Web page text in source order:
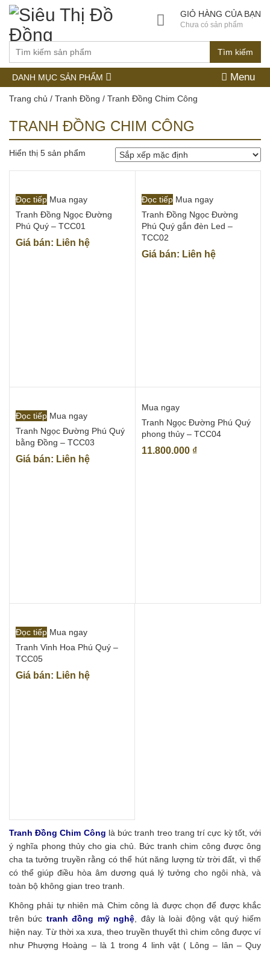
Tìm kiếm
GIỎ HÀNG CỦA BẠN
Chưa có sản phẩm
DANH MỤC SẢN PHẨM Menu
Trang chủ / Tranh Đồng / Tranh Đồng Chim Công
TRANH ĐỒNG CHIM CÔNG
Hiển thị 5 sản phẩm
Đọc tiếp Mua ngay
Tranh Đồng Ngọc Đường
Phú Quý – TCC01
Giá bán: Liên hệ
Đọc tiếp Mua ngay
Tranh Đồng Ngọc Đường
Phú Quý gắn đèn Led –
TCC02
Giá bán: Liên hệ
Đọc tiếp Mua ngay
Tranh Ngọc Đường Phú Quý
bằng Đồng – TCC03
Giá bán: Liên hệ
Mua ngay
Tranh Ngọc Đường Phú Quý
phong thủy – TCC04
11.800.000 ₫
Đọc tiếp Mua ngay
Tranh Vinh Hoa Phú Quý –
TCC05
Giá bán: Liên hệ
Tranh Đồng Chim Công là bức tranh treo trang trí cực kỳ tốt, với
ý nghĩa phong thủy cho gia chủ. Bức tranh chim công được ông
cha ta tưởng truyền rằng có thể hút năng lượng từ trời đất, vì thế
có thể giúp điều hòa âm dương quá lý tưởng cho ngôi nhà, và
toàn bộ không gian treo tranh.
Không phải tự nhiên mà Chim công là được chọn để được khắc
trên bức tranh đồng mỹ nghệ , đây là loài động vật quý hiếm
hiện nay. Từ thời xa xưa, theo truyền thuyết thì chim công được ví
như Phượng Hoàng – là 1 trong 4 linh vật ( Lông – lân – Quy